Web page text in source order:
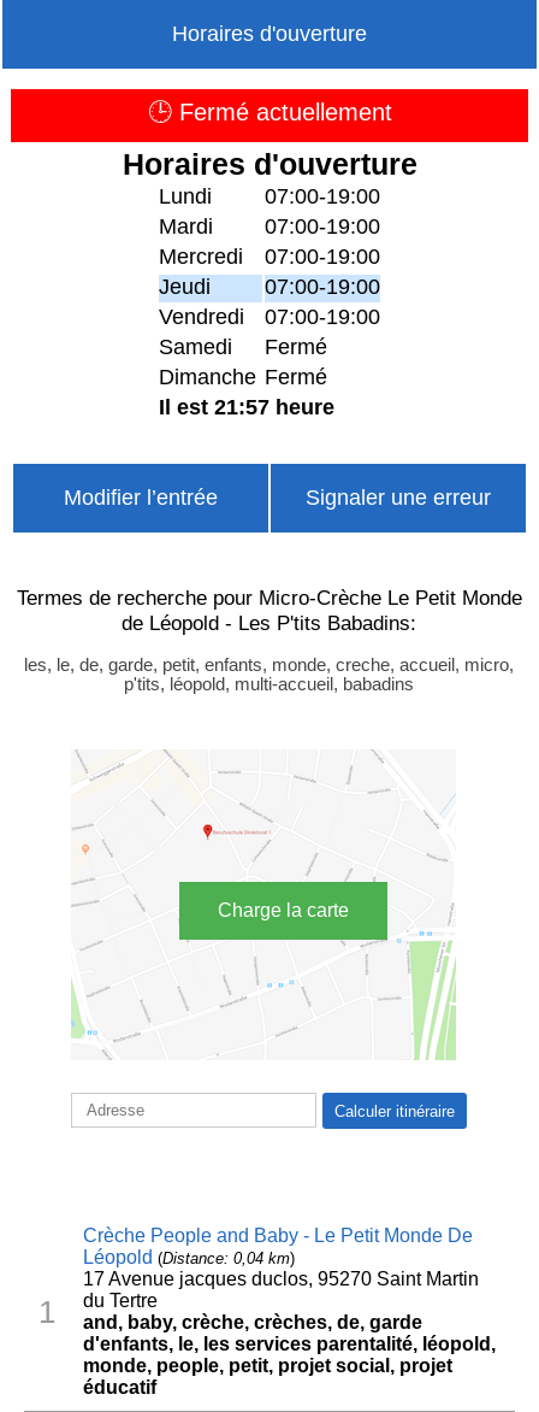
Horaires d'ouverture
🕒 Fermé actuellement
Horaires d'ouverture
Lundi
07:00-19:00
Mardi
07:00-19:00
Mercredi
07:00-19:00
Jeudi
07:00-19:00
Vendredi
07:00-19:00
Samedi
Fermé
Dimanche Fermé
Il est 21:57 heure
Modifier l’entrée Signaler une erreur
Termes de recherche pour Micro-Crèche Le Petit Monde
de Léopold - Les P'tits Babadins:
les, le, de, garde, petit, enfants, monde, creche, accueil, micro,
p'tits, léopold, multi-accueil, babadins
Charge la carte
1
Crèche People and Baby - Le Petit Monde De
Léopold (Distance: 0,04 km)
17 Avenue jacques duclos, 95270 Saint Martin
du Tertre
and, baby, crèche, crèches, de, garde
d'enfants, le, les services parentalité, léopold,
monde, people, petit, projet social, projet
éducatif